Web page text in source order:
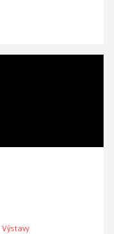
Výstavy